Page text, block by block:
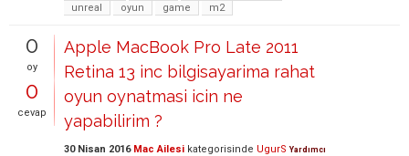
unreal
oyun game m2
0
oy
0
cevap
Apple MacBook Pro Late 2011
Retina 13 inc bilgisayarima rahat
oyun oynatmasi icin ne
yapabilirim ?
30 Nisan 2016 Mac Ailesi kategorisinde UgurS Yardımcı